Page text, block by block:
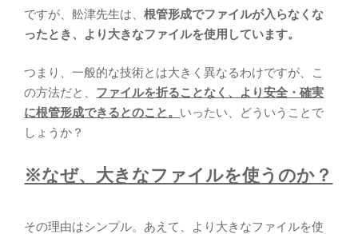
ですが、舩津先生は、根管形成でファイルが入らなくな
ったとき、より大きなファイルを使用しています。
つまり、一般的な技術とは大きく異なるわけですが、こ
の方法だと、 ファイルを折ることなく、より安全・確実
に根管形成できるとのこと。 いったい、どういうことで
しょうか？
※なぜ、大きなファイルを使うのか？
その理由はシンプル。あえて、より大きなファイルを使